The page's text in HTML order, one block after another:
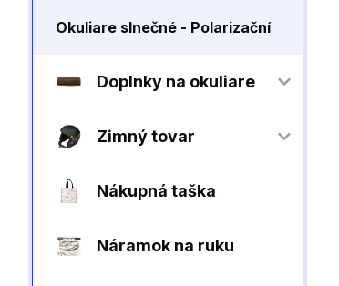
Okuliare slnečné - Polarizační
Doplnky na okuliare
Zimný tovar
Nákupná taška
Náramok na ruku